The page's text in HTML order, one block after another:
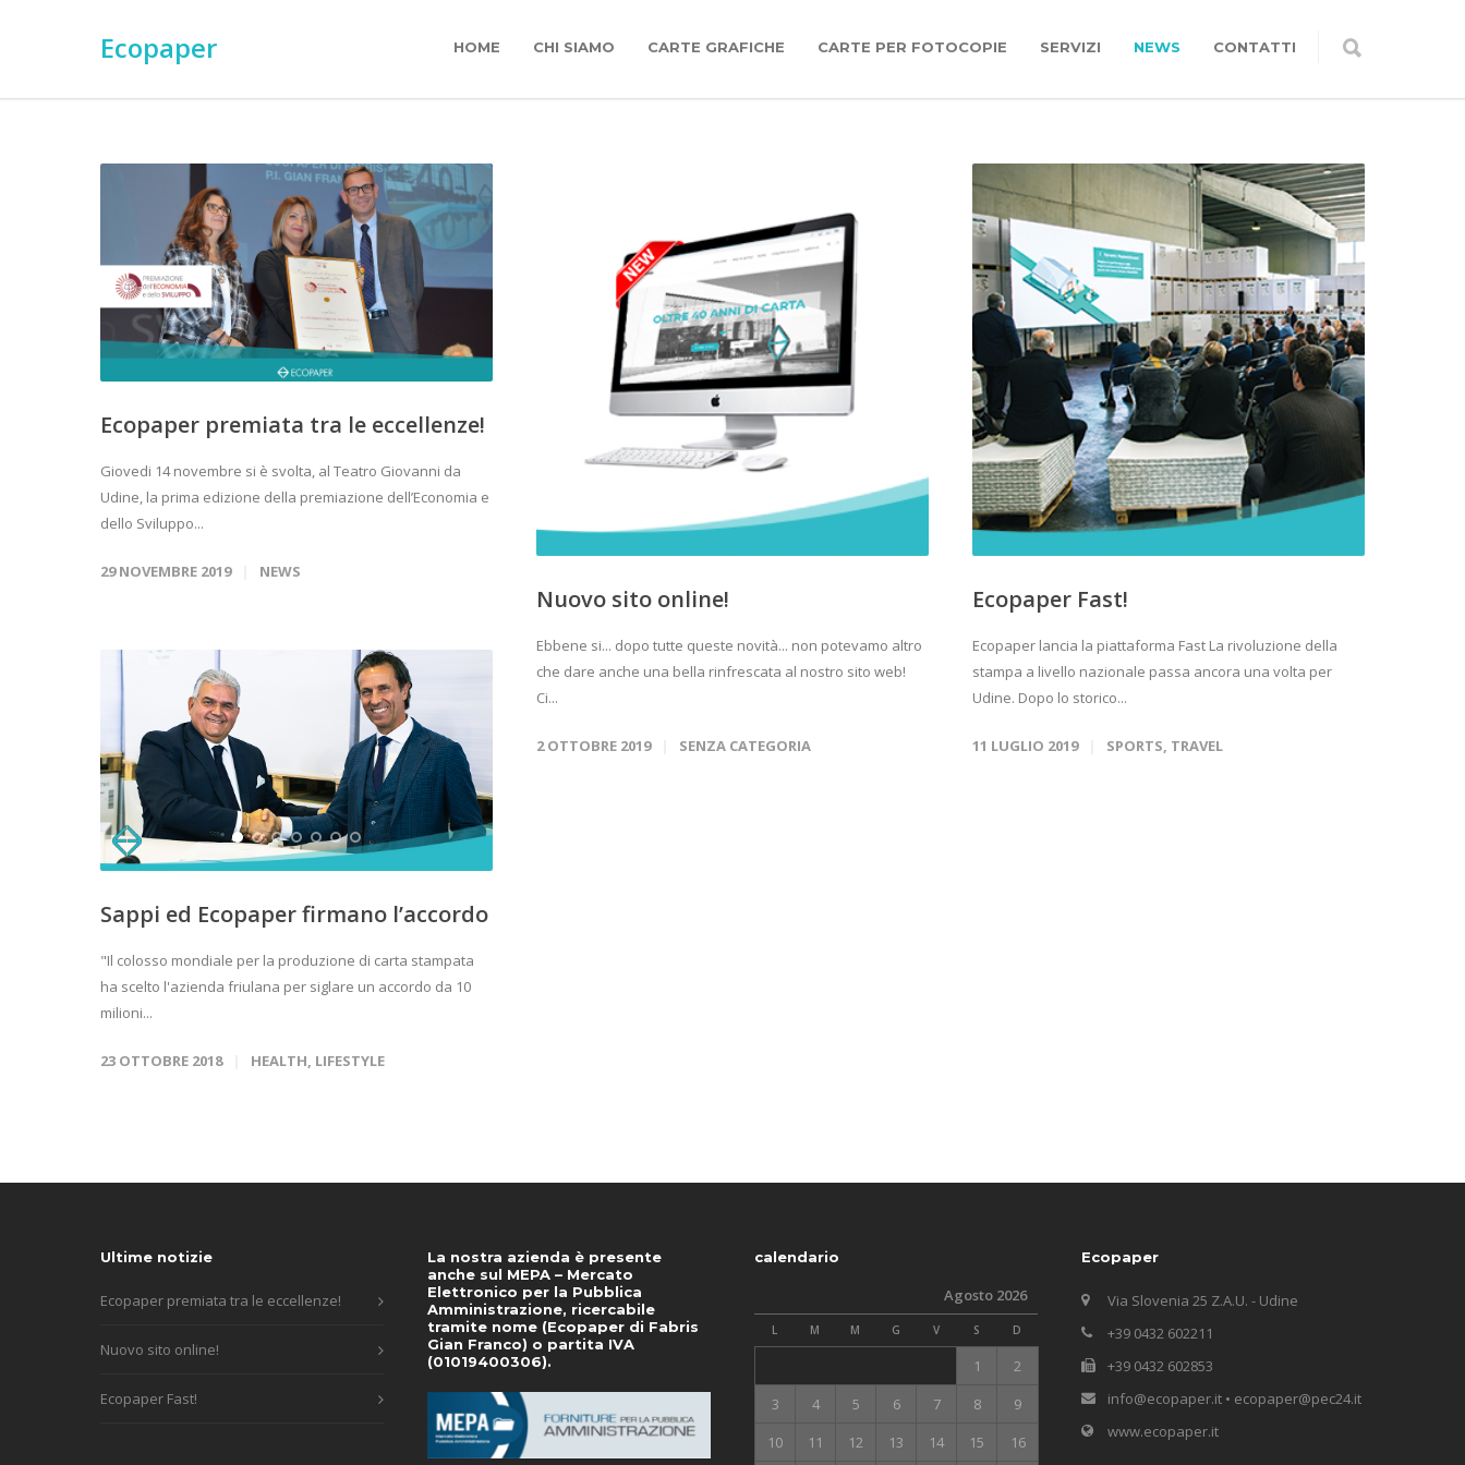
Ecopaper HOME CHI SIAMO CARTE GRAFICHE CARTE PER FOTOCOPIE SERVIZI NEWS CONTATTI
Ecopaper premiata tra le eccellenze!
Giovedi 14 novembre si è svolta, al Teatro Giovanni da
Udine, la prima edizione della premiazione dell’Economia e
dello Sviluppo...
29 NOVEMBRE 2019 NEWS
Nuovo sito online!
Ebbene si... dopo tutte queste novità... non potevamo altro
che dare anche una bella rinfrescata al nostro sito web!
Ci...
2 OTTOBRE 2019 SENZA CATEGORIA
Ecopaper Fast!
Ecopaper lancia la piattaforma Fast La rivoluzione della
stampa a livello nazionale passa ancora una volta per
Udine. Dopo lo storico...
11 LUGLIO 2019 SPORTS, TRAVEL
Sappi ed Ecopaper firmano l’accordo
"Il colosso mondiale per la produzione di carta stampata
ha scelto l'azienda friulana per siglare un accordo da 10
milioni...
23 OTTOBRE 2018 HEALTH, LIFESTYLE
Ultime notizie
Ecopaper premiata tra le eccellenze!
Nuovo sito online!
Ecopaper Fast!
La nostra azienda è presente
anche sul MEPA – Mercato
Elettronico per la Pubblica
Amministrazione, ricercabile
tramite nome (Ecopaper di Fabris
Gian Franco) o partita IVA
(01019400306).
calendario
Agosto 2026
L M M G V S D
1
2
3
4 5 6 7 8
9
10
11 12 13 14 15 16
Ecopaper
Via Slovenia 25 Z.A.U. - Udine
+39 0432 602211
+39 0432 602853
info@ecopaper.it • ecopaper@pec24.it
www.ecopaper.it